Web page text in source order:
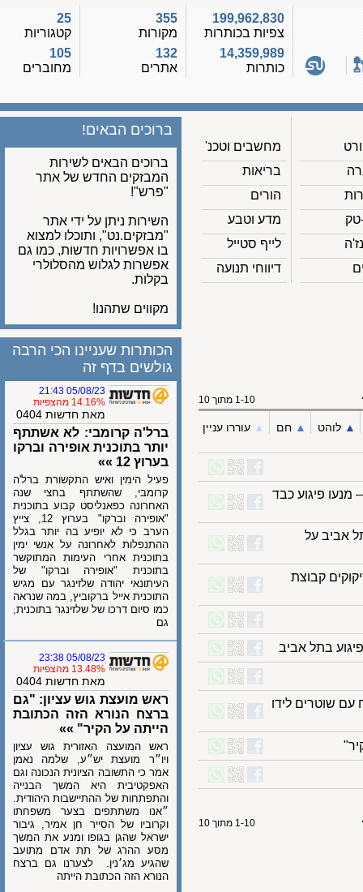
199,962,830
צפיות בכותרות
14,359,989
כותרות
355
מקורות
132
אתרים
קטגוריות
105
מחוברים
מחשבים וטכנ'
בריאות
הורים
מדע וטבע
לייף סטייל
דיווחי תנועה
ברוכים הבאים!
ברוכים הבאים לשירות
המבזקים החדש של אתר
"פרש"!
השירות ניתן על ידי אתר
"מבזקים.נט", ותוכלו למצוא
בו אפשרויות חדשות, כמו גם
אפשרות לגלוש מהסלולרי
בקלות.
מקווים שתהנו!
1-10 מתוך 10
לוהט ▲︎ חם ▲︎ עוררו עניין
פיגוע כבד
על
קבוצת
בתל אביב
שוטרים לידו
1-10 מתוך 10
הכותרות שעניינו הכי הרבה
גולשים בדף זה
05/08/23 21:43
14.16% מהצפיות
מאת חדשות 0404
ברל'ה קרומבי: לא אשתתף
יותר בתוכנית אופירה וברקו
בערוץ 12 »»
פעיל הימין ואיש התקשורת ברל'ה
קרומבי, שהשתתף בחצי שנה
האחרונה כפאנליסט קבוע בתוכנית
"אופירה וברקו" בערוץ 12, צייץ
הערב כי לא יופיע בה יותר בגלל
ההתנפלות לאחרונה על אנשי ימין
בתוכנית אחרי העימות המתוקשר
בתוכנית "אופירה וברקו" של
העיתונאי יהודה שלזינגר עם מגיש
התוכנית אייל ברקוביץ, במה שנראה
כמו סיום דרכו של שלזינגר בתוכנית,
05/08/23 23:38
13.48% מהצפיות
מאת חדשות 0404
ראש מועצת גוש עציון: "גם
ברצח הנורא הזה הכתובת
הייתה על הקיר" »»
ראש המועצה האזורית גוש עציון
ויו״ר מועצת יש״ע, שלמה נאמן
אמר כי התשובה הציונית הנכונה וגם
האפקטיבית היא המשך הבנייה
והתפתחות של ההתיישבות היהודית.
״אנו משתתפים בצער משפחתו
וקרוביו של הסייר חן אמיר, גיבור
ישראל שהגן בגופו ומנע את המשך
מסע ההרג של תת אדם מתועב
שהגיע מג׳נין. לצערנו גם ברצח
הנורא הזה הכתובת הייתה